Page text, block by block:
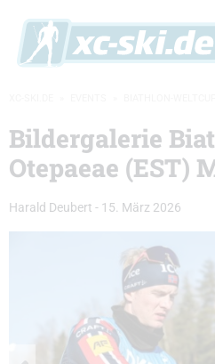
Bildergalerie
Otepaeae (EST)
Harald Deubert - 15. März 2026